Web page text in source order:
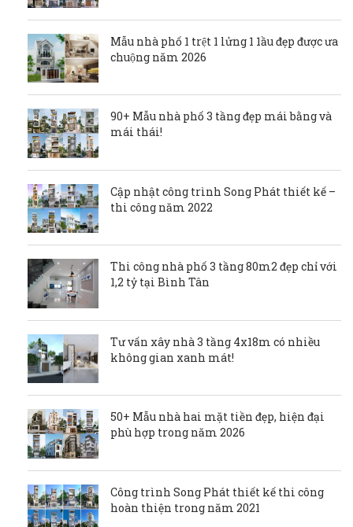
Mẫu nhà phố 1 trệt 1 lửng 1 1ầu đẹp được ưa
chuộng năm 2026
90+ Mẫu nhà phố 3 tầng đẹp mái bằng và
mái thái!
Cập nhật công trình Song Phát thiết kế –
thi công năm 2022
Thi công nhà phố 3 tầng 80m2 đẹp chỉ với
1,2 tỷ tại Bình Tân
Tư vấn xây nhà 3 tầng 4x18m có nhiều
không gian xanh mát!
50+ Mẫu nhà hai mặt tiền đẹp, hiện đại
phù hợp trong năm 2026
Công trình Song Phát thiết kế thi công
hoàn thiện trong năm 2021